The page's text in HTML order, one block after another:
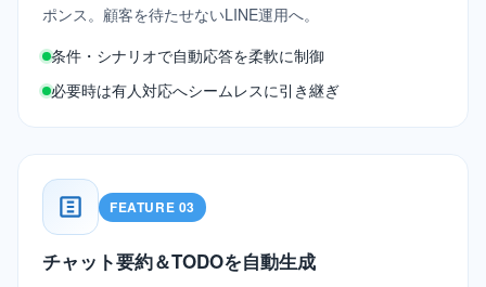
ポンス。顧客を待たせないLINE運用へ。
条件・シナリオで自動応答を柔軟に制御
必要時は有人対応へシームレスに引き継ぎ
FEATURE 03
チャット要約＆TODOを自動生成